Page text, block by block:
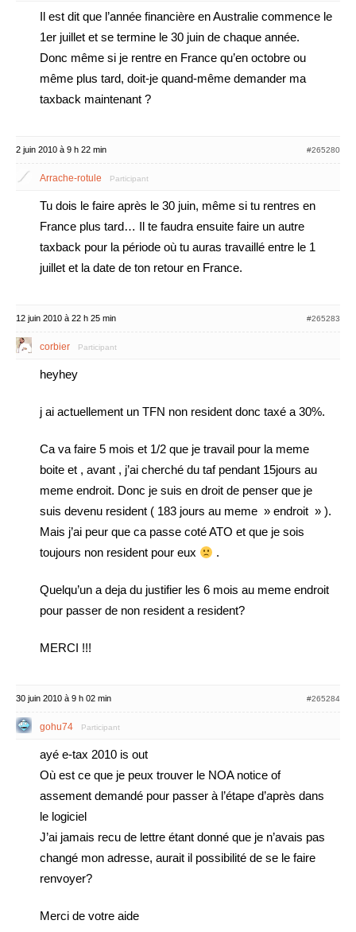
Il est dit que l’année financière en Australie commence le
1er juillet et se termine le 30 juin de chaque année.
Donc même si je rentre en France qu’en octobre ou
même plus tard, doit-je quand-même demander ma
taxback maintenant ?
2 juin 2010 à 9 h 22 min #265280
Arrache-rotule Participant
Tu dois le faire après le 30 juin, même si tu rentres en
France plus tard… Il te faudra ensuite faire un autre
taxback pour la période où tu auras travaillé entre le 1
juillet et la date de ton retour en France.
12 juin 2010 à 22 h 25 min #265283
corbier Participant
heyhey
j ai actuellement un TFN non resident donc taxé a 30%.
Ca va faire 5 mois et 1/2 que je travail pour la meme
boite et , avant , j’ai cherché du taf pendant 15jours au
meme endroit. Donc je suis en droit de penser que je
suis devenu resident ( 183 jours au meme » endroit » ).
Mais j’ai peur que ca passe coté ATO et que je sois
toujours non resident pour eux
.
Quelqu’un a deja du justifier les 6 mois au meme endroit
pour passer de non resident a resident?
MERCI !!!
30 juin 2010 à 9 h 02 min #265284
gohu74 Participant
ayé e-tax 2010 is out
Où est ce que je peux trouver le NOA notice of
assement demandé pour passer à l’étape d’après dans
le logiciel
J’ai jamais recu de lettre étant donné que je n’avais pas
changé mon adresse, aurait il possibilité de se le faire
renvoyer?
Merci de votre aide